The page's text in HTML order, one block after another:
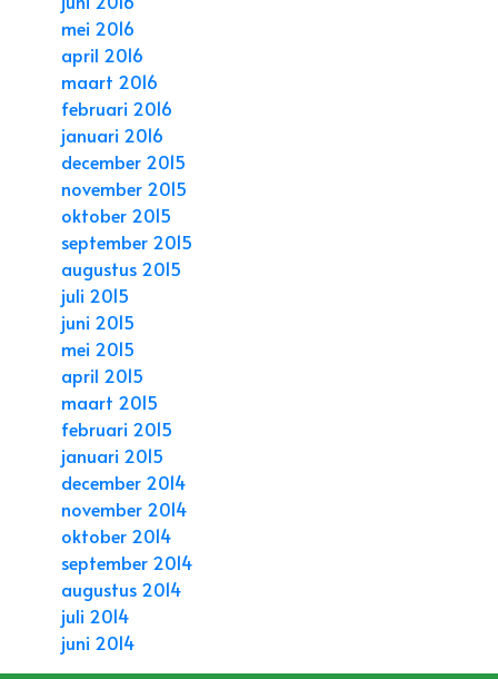
mei 2016
april 2016
maart 2016
februari 2016
januari 2016
december 2015
november 2015
oktober 2015
september 2015
augustus 2015
juli 2015
juni 2015
mei 2015
april 2015
maart 2015
februari 2015
januari 2015
december 2014
november 2014
oktober 2014
september 2014
augustus 2014
juli 2014
juni 2014